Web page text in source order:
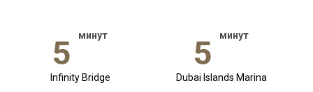
5 минут
Infinity Bridge
5 минут
Dubai Islands Marina